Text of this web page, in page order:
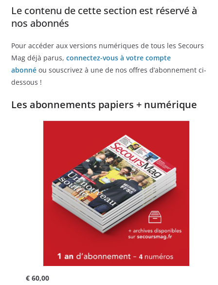
Le contenu de cette section est réservé à
nos abonnés
Pour accéder aux versions numériques de tous les Secours
Mag déjà parus, connectez-vous à votre compte
abonnéou souscrivez à une de nos offres d’abonnement ci-
dessous !
Les abonnements papiers + numérique
€60,00